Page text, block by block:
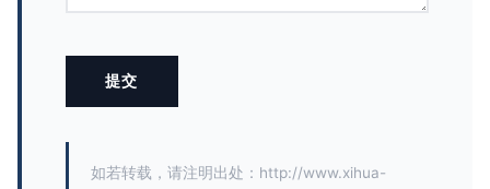
如若转载，请注明出处：http://www.xihua-